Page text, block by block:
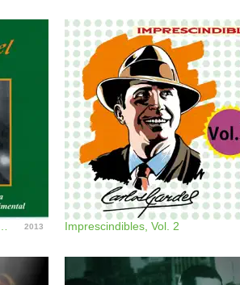
2013 Imprescindibles, Vol. 2